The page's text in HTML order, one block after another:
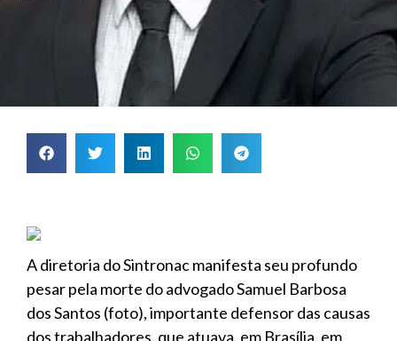
A diretoria do Sintronac manifesta seu profundo
pesar pela morte do advogado Samuel Barbosa
dos Santos (foto), importante defensor das causas
dos trabalhadores, que atuava, em Brasília, em